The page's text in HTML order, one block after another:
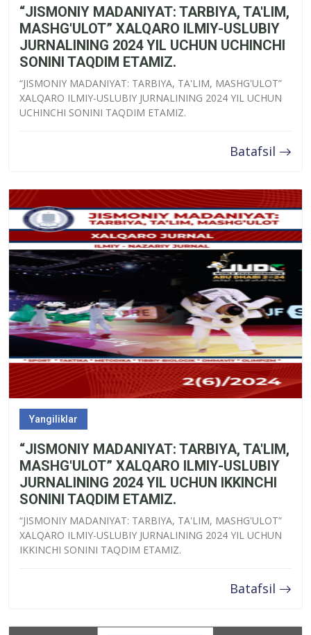
“JISMONIY MADANIYAT: TARBIYA, TA'LIM,
MASHG'ULOT” XALQARO ILMIY-USLUBIY
JURNALINING 2024 YIL UCHUN UCHINCHI
SONINI TAQDIM ETAMIZ.
“JISMONIY MADANIYAT: TARBIYA, TA'LIM, MASHG'ULOT”
XALQARO ILMIY-USLUBIY JURNALINING 2024 YIL UCHUN
UCHINCHI SONINI TAQDIM ETAMIZ.
Batafsil
Yangiliklar
“JISMONIY MADANIYAT: TARBIYA, TA'LIM,
MASHG'ULOT” XALQARO ILMIY-USLUBIY
JURNALINING 2024 YIL UCHUN IKKINCHI
SONINI TAQDIM ETAMIZ.
“JISMONIY MADANIYAT: TARBIYA, TA'LIM, MASHG'ULOT”
XALQARO ILMIY-USLUBIY JURNALINING 2024 YIL UCHUN
IKKINCHI SONINI TAQDIM ETAMIZ.
Batafsil